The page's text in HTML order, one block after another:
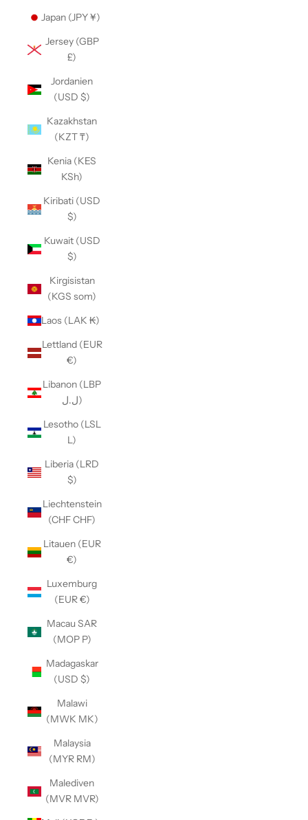
Japan (JPY ¥)
Jersey (GBP
£)
Jordanien
(USD $)
Kazakhstan
(KZT ₸)
Kenia (KES
KSh)
Kiribati (USD
$)
Kuwait (USD
$)
Kirgisistan
(KGS som)
Laos (LAK ₭)
Lettland (EUR
€)
Libanon (LBP
ل.ل)
Lesotho (LSL
L)
Liberia (LRD
$)
Liechtenstein
(CHF CHF)
Litauen (EUR
€)
Luxemburg
(EUR €)
Macau SAR
(MOP P)
Madagaskar
(USD $)
Malawi
(MWK MK)
Malaysia
(MYR RM)
Malediven
(MVR MVR)